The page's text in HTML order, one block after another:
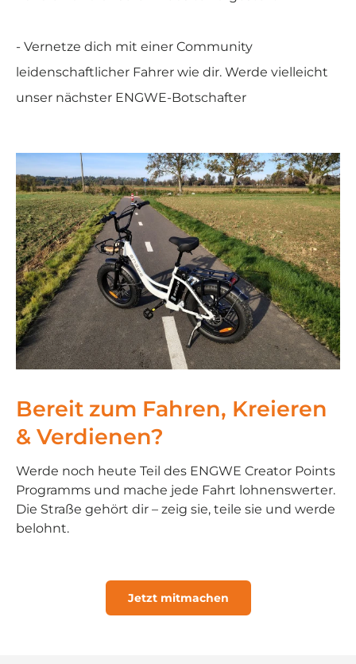
- Vernetze dich mit einer Community
leidenschaftlicher Fahrer wie dir. Werde vielleicht
unser nächster ENGWE-Botschafter
Bereit zum Fahren, Kreieren
& Verdienen?
Werde noch heute Teil des ENGWE Creator Points
Programms und mache jede Fahrt lohnenswerter.
Die Straße gehört dir – zeig sie, teile sie und werde
belohnt.
Jetzt mitmachen